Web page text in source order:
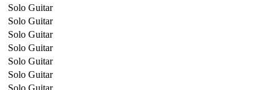
Solo Guitar
Solo Guitar
Solo Guitar
Solo Guitar
Solo Guitar
Solo Guitar
Solo Guitar